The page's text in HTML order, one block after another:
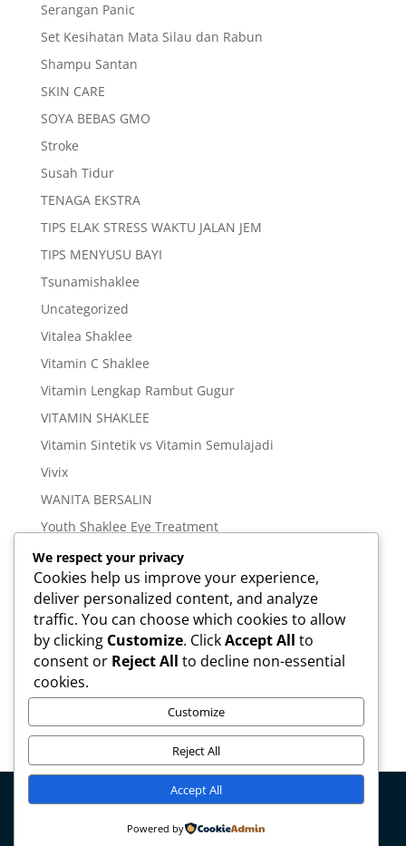
Serangan Panic
Set Kesihatan Mata Silau dan Rabun
Shampu Santan
SKIN CARE
SOYA BEBAS GMO
Stroke
Susah Tidur
TENAGA EKSTRA
TIPS ELAK STRESS WAKTU JALAN JEM
TIPS MENYUSU BAYI
Tsunamishaklee
Uncategorized
Vitalea Shaklee
Vitamin C Shaklee
Vitamin Lengkap Rambut Gugur
VITAMIN SHAKLEE
Vitamin Sintetik vs Vitamin Semulajadi
Vivix
WANITA BERSALIN
Youth Shaklee Eye Treatment
YOUTH SKIN CARE SERIES
Meta
Log in
Entries feed
Comments feed
Copyright © mirahamzah.com Design by
We respect your privacy
Cookies help us improve your experience,
deliver personalized content, and analyze
traffic. You can choose which cookies to allow
by clicking Customize. ClickAccept All to
consent or Reject All to decline non-essential
cookies.
Customize
Reject All
Accept All
Powered by